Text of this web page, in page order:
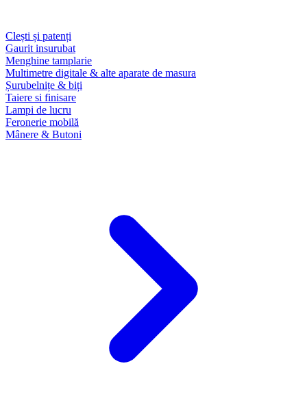
Clești și patenți
Gaurit insurubat
Menghine tamplarie
Multimetre digitale & alte aparate de masura
Șurubelnițe & biți
Taiere si finisare
Lampi de lucru
Feronerie mobilă
Mânere & Butoni